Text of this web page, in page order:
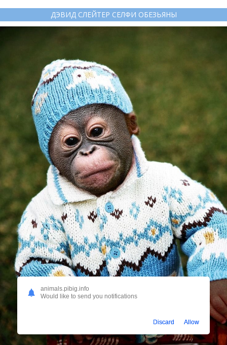
ДЭВИД СЛЕЙТЕР СЕЛФИ ОБЕЗЬЯНЫ
animals.pibig.info
Would like to send you notifications
Discard Allow